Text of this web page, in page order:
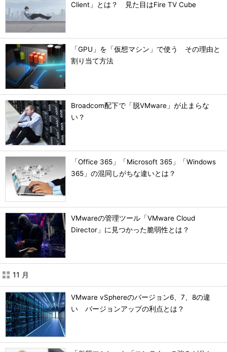
Client」とは？ 見た目はFire TV Cube
「GPU」を「仮想マシン」で使う その理由と
割り当て方法
Broadcom配下で「脱VMware」が止まらな
い？
「Office 365」「Microsoft 365」「Windows
365」の混同しがちな違いとは？
VMwareの管理ツール「VMware Cloud
Director」に見つかった脆弱性とは？
11 月
VMware vSphereのバージョン6、7、8の違
い バージョンアップの利点とは？